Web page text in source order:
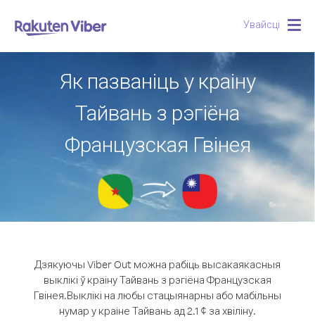
Увайсці
Як пазваніць у краіну
Тайвань з рэгіёна
Французская Гвінея
Дзякуючы Viber Out можна рабіць высакаякасныя
выклікі ў краіну Тайвань з рэгіёна Французская
Гвінея.Выклікі на любы стацыянарны або мабільны
нумар у краіне Тайвань ад 2.1 ¢ за хвіліну.